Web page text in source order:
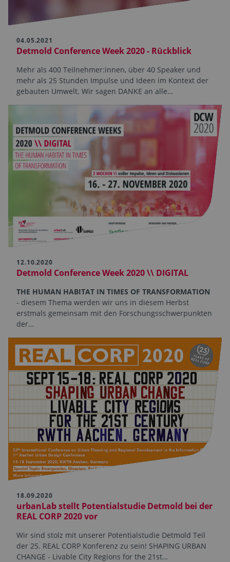
04.05.2021
Detmold Conference Week 2020 - Rückblick
Mehr als 400 Teilnehmer:innen, über 40 Speaker und
mehr als 25 Stunden Impulse und Ideen im Kontext der
gebauten Umwelt. Wir sagen DANKE an alle…
12.10.2020
Detmold Conference Week 2020 \\ DIGITAL
THE HUMAN HABITAT IN TIMES OF TRANSFORMATION
- diesem Thema werden wir uns in diesem Herbst
erstmals gemeinsam mit den Forschungsschwerpunkten
der…
18.09.2020
urbanLab stellt Potentialstudie Detmold bei der
REAL CORP 2020 vor
Wir sind stolz mit unserer Potentialstudie Detmold Teil
der 25. REAL CORP Konferenz zu sein! SHAPING URBAN
CHANGE - Livable City Regions for the 21st…